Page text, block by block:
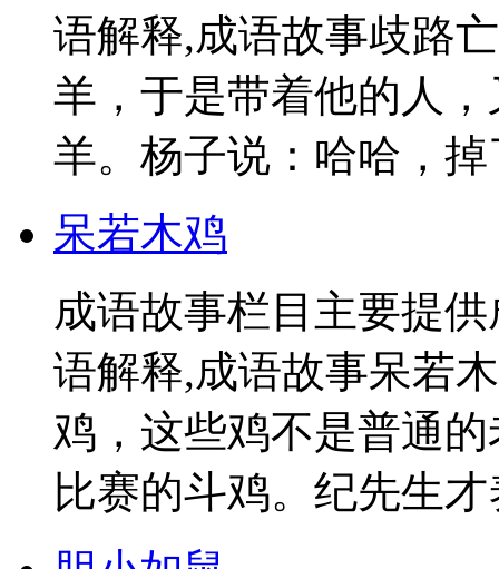
语解释,成语故事歧路
羊，于是带着他的人
羊。杨子说：哈哈，
呆若木鸡
成语故事栏目主要提
语解释,成语故事呆若
鸡，这些鸡不是普通
比赛的斗鸡。纪先生